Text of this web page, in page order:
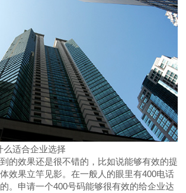
么适合企业选择
的效果还是很不错的，比如说能够有效的提
效果立竿见影。在一般人的眼里有400电话
。申请一个400号码能够很有效的给企业达